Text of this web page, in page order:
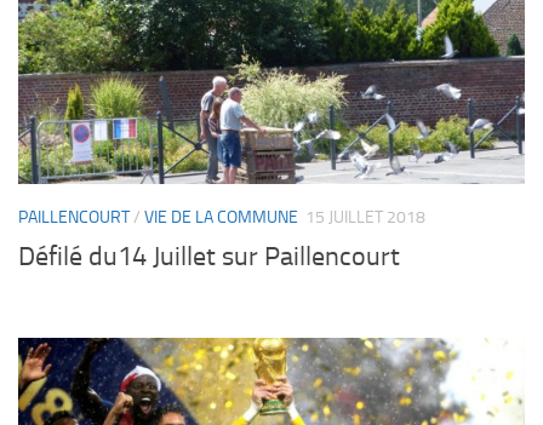
PAILLENCOURT/ VIE DE LA COMMUNE 15 JUILLET 2018
Défilé du14 Juillet sur Paillencourt